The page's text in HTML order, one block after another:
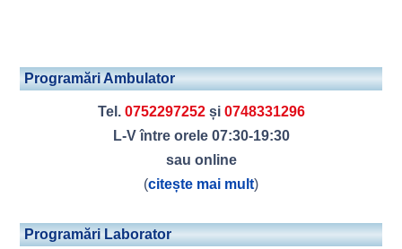
Programări Ambulator
Tel. 0752297252și 0748331296
L-V între orele 07:30-19:30
sau online
(citește mai mult)
Programări Laborator